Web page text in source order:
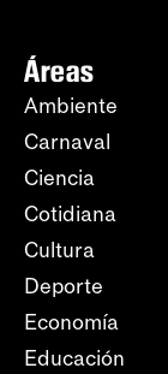
Áreas
Ambiente
Carnaval
Ciencia
Cotidiana
Cultura
Deporte
Economía
Educación